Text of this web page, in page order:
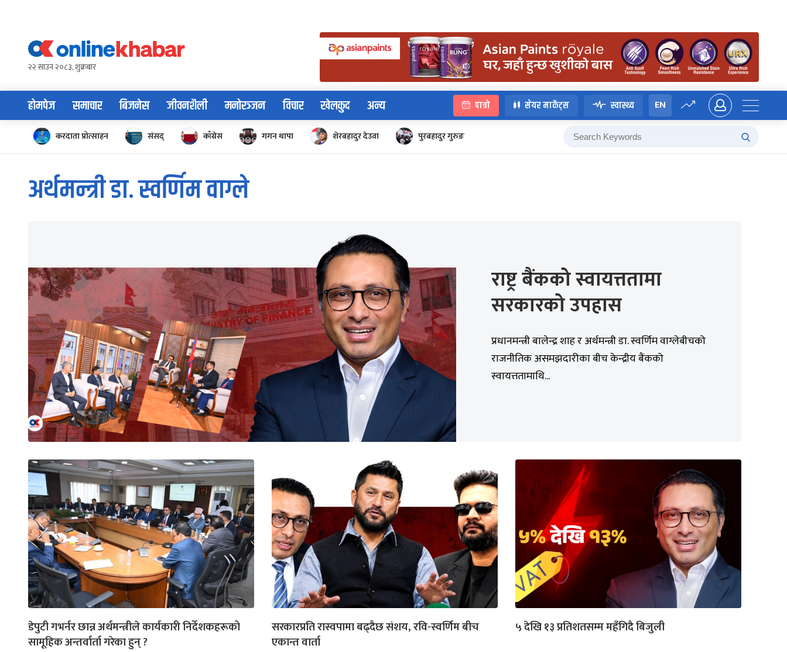
content२२ साउन २०८३, शुक्रबार
होमपेज समाचार बिजनेस जीवनशैली मनोरञ्जन विचार खेलकुद अन्य पात्रो सेयर मार्केट्स स्वास्थ्य EN
करदाता प्रोत्साहन संसद् काँग्रेस गगन थापा शेरबहादुर देउवा पुरबहादुर गुरुङ
अर्थमन्त्री डा. स्वर्णिम वाग्ले
राष्ट्र बैंकको स्वायत्ततामा
सरकारको उपहास
प्रधानमन्त्री बालेन्द्र शाह र अर्थमन्त्री डा. स्वर्णिम वाग्लेबीचको
राजनीतिक असमझदारीका बीच केन्द्रीय बैंकको
स्वायत्ततामाथि...
डेपुटी गभर्नर छान्न अर्थमन्त्रीले कार्यकारी निर्देशकहरूको
सामूहिक अन्तर्वार्ता गरेका हुन् ?
सरकारप्रति रास्वपामा बढ्दैछ संशय, रवि-स्वर्णिम बीच
एकान्त वार्ता
५ देखि १३ प्रतिशतसम्म महँगिदै बिजुली